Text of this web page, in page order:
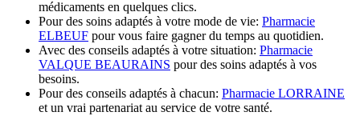
médicaments en quelques clics.
Pour des soins adaptés à votre mode de vie: Pharmacie
ELBEUF pour vous faire gagner du temps au quotidien.
Avec des conseils adaptés à votre situation: Pharmacie
VALQUE BEAURAINS pour des soins adaptés à vos
besoins.
Pour des conseils adaptés à chacun: Pharmacie LORRAINE
et un vrai partenariat au service de votre santé.